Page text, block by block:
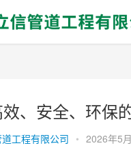
、安全、环保
工程有限公司 • 2026年5